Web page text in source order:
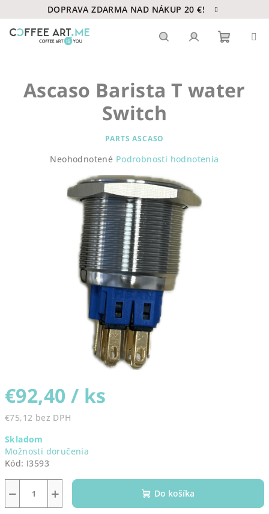
na
obsah
DOPRAVA ZDARMA NAD NÁKUP 20 €!
košík
€92,40 / ks
€75,12 bez DPH
cena:
Skladom
Možnosti doručenia
Kód: I3593
+
− Do košíka
Ascaso Barista T water
Switch
PARTS ASCASO
Priemerné
produktu
hviezdičiek.
Neohodnotené Podrobnosti hodnotenia